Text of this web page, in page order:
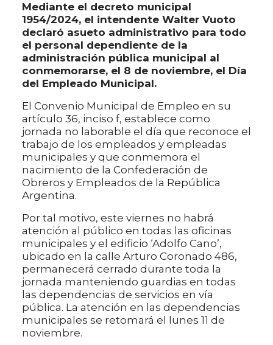
Mediante el decreto municipal
1954/2024, el intendente Walter Vuoto
declaró asueto administrativo para todo
el personal dependiente de la
administración pública municipal al
conmemorarse, el 8 de noviembre, el Día
del Empleado Municipal.
El Convenio Municipal de Empleo en su
artículo 36, inciso f, establece como
jornada no laborable el día que reconoce el
trabajo de los empleados y empleadas
municipales y que conmemora el
nacimiento de la Confederación de
Obreros y Empleados de la República
Argentina.
Por tal motivo, este viernes no habrá
atención al público en todas las oficinas
municipales y el edificio ‘Adolfo Cano’,
ubicado en la calle Arturo Coronado 486,
permanecerá cerrado durante toda la
jornada manteniendo guardias en todas
las dependencias de servicios en vía
pública. La atención en las dependencias
municipales se retomará el lunes 11 de
noviembre.